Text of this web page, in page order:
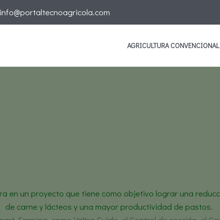
info@portaltecnoagricola.com
AGRICULTURA CONVENCIONAL
en un proyecto que tiene como objetivo lograr una
de carne y lácteos y una mayor productividad de pastos.